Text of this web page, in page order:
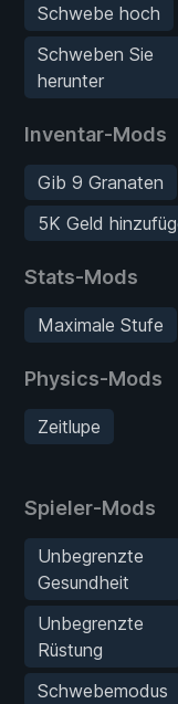
Schwebe hoch
Schweben Sie
herunter
Inventar-Mods
Gib 9 Granaten
5K Geld
Stats-Mods
Maximale Stufe
Physics-Mods
Zeitlupe
Spieler-Mods
Unbegrenzte
Gesundheit
Unbegrenzte
Rüstung
Schwebemodus